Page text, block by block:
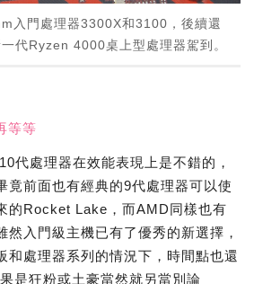
入門處理器3300X和3100，後續還
代Ryzen 4000桌上型處理器駕到。
等等
代處理器在效能表現上是不錯的，
竟前面也有經典的9代處理器可以使
的Rocket Lake，而AMD同樣也有
然入門級主機已有了優秀的新選擇，
和處理器系列的情況下，時間點也還
是狂粉或土豪當然就另當別論